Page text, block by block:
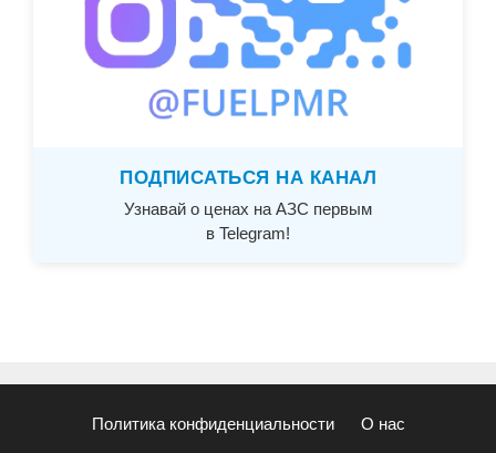
ПОДПИСАТЬСЯ НА КАНАЛ
Узнавай о ценах на АЗС первым
в Telegram!
Политика конфиденциальности О нас